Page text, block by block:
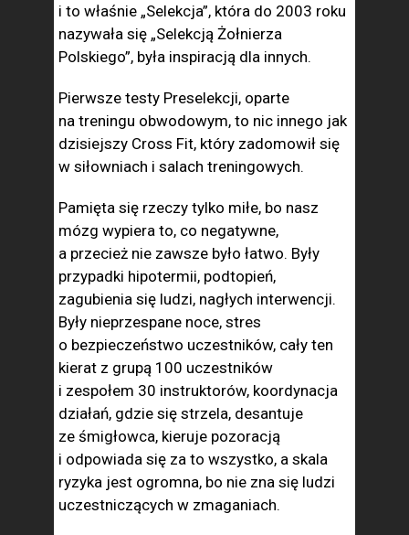
i to właśnie „Selekcja”, która do 2003 roku
nazywała się „Selekcją Żołnierza
Polskiego”, była inspiracją dla innych.
Pierwsze testy Preselekcji, oparte
na treningu obwodowym, to nic innego jak
dzisiejszy Cross Fit, który zadomowił się
w siłowniach i salach treningowych.
Pamięta się rzeczy tylko miłe, bo nasz
mózg wypiera to, co negatywne,
a przecież nie zawsze było łatwo. Były
przypadki hipotermii, podtopień,
zagubienia się ludzi, nagłych interwencji.
Były nieprzespane noce, stres
o bezpieczeństwo uczestników, cały ten
kierat z grupą 100 uczestników
i zespołem 30 instruktorów, koordynacja
działań, gdzie się strzela, desantuje
ze śmigłowca, kieruje pozoracją
i odpowiada się za to wszystko, a skala
ryzyka jest ogromna, bo nie zna się ludzi
uczestniczących w zmaganiach.